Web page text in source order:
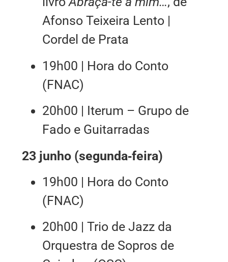
Afonso Teixeira Lento |
Cordel de Prata
19h00 | Hora do Conto
(FNAC)
20h00 | Iterum – Grupo de
Fado e Guitarradas
23 junho (segunda‑feira)
19h00 | Hora do Conto
(FNAC)
20h00 | Trio de Jazz da
Orquestra de Sopros de